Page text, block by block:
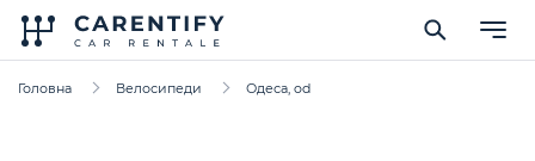
Головна Велосипеди Одеса, od